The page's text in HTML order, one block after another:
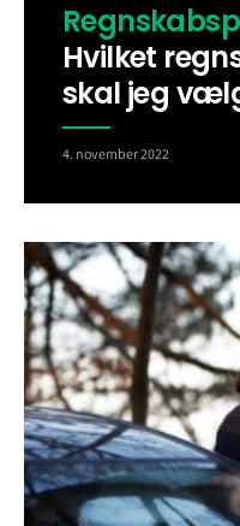
Hvilket
skal jeg
4. november 2022